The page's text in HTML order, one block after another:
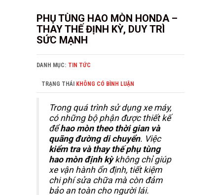
PHỤ TÙNG HAO MÒN HONDA –
THAY THẾ ĐỊNH KỲ, DUY TRÌ
SỨC MẠNH
DANH MỤC: TIN TỨC
TRẠNG THÁI KHÔNG CÓ BÌNH LUẬN
Trong quá trình sử dụng xe máy,
có những bộ phận được thiết kế
đểhao mòn theo thời gian và
quãng đường di chuyển. Việc
kiểm tra và thay thế phụ tùng
hao mòn định kỳkhông chỉ giúp
xe vận hành ổn định, tiết kiệm
chi phí sửa chữa mà còn đảm
bảo an toàn cho người lái.